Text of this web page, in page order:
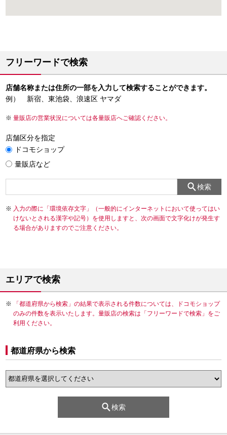
フリーワードで検索
店舗名称または住所の一部を入力して検索することができます。
例） 新宿、東池袋、浪速区 ヤマダ
量販店の営業状況については各量販店へご確認ください。
店舗区分を指定
ドコモショップ
量販店など
検索
入力の際に「環境依存文字」（一般的にインターネットにおいて使ってはい
けないとされる漢字や記号）を使用しますと、次の画面で文字化けが発生す
る場合がありますのでご注意ください。
エリアで検索
「都道府県から検索」の結果で表示される件数については、ドコモショップ
のみの件数を表示いたします。量販店の検索は「フリーワードで検索」をご
利用ください。
都道府県から検索
検索